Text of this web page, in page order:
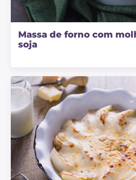
Massa de forno com
soja